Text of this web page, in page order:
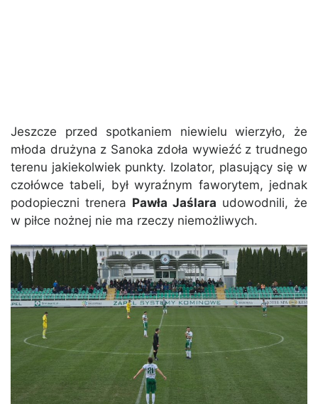
Jeszcze przed spotkaniem niewielu wierzyło, że
młoda drużyna z Sanoka zdoła wywieźć z trudnego
terenu jakiekolwiek punkty. Izolator, plasujący się w
czołówce tabeli, był wyraźnym faworytem, jednak
podopieczni trenera Pawła Jaślara udowodnili, że
w piłce nożnej nie ma rzeczy niemożliwych.